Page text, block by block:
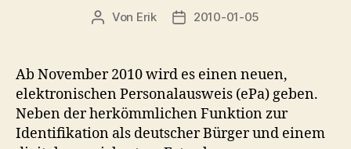
Beitragsautor
Von Erik Veröffentlichungsdatum
2010-01-05
Ab November 2010 wird es einen neuen,
elektronischen Personalausweis (ePa) geben.
Neben der herkömmlichen Funktion zur
Identifikation als deutscher Bürger und einem